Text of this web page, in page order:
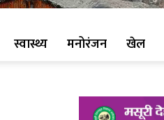
स्वास्थ्य मनोरंजन खेल